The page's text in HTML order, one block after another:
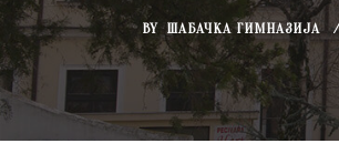
BY ШАБАЧКА ГИМНАЗИЈА